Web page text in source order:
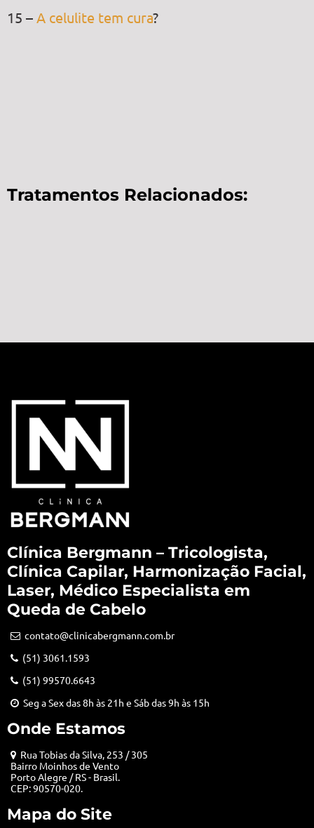
15 – A celulite tem cura?
Tratamentos Relacionados:
Clínica Bergmann – Tricologista,
Clínica Capilar, Harmonização Facial,
Laser, Médico Especialista em
Queda de Cabelo
contato@clinicabergmann.com.br
(51) 3061.1593
(51) 99570.6643
Seg a Sex das 8h às 21h e Sáb das 9h às 15h
Onde Estamos
Rua Tobias da Silva, 253 / 305
Bairro Moinhos de Vento
Porto Alegre / RS - Brasil.
CEP: 90570-020.
Mapa do Site